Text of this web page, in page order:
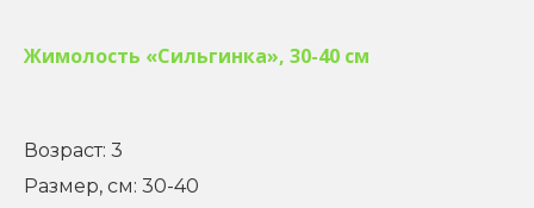
Жимолость «Сильгинка», 30-40 см
Возраст: 3
Размер, см: 30-40